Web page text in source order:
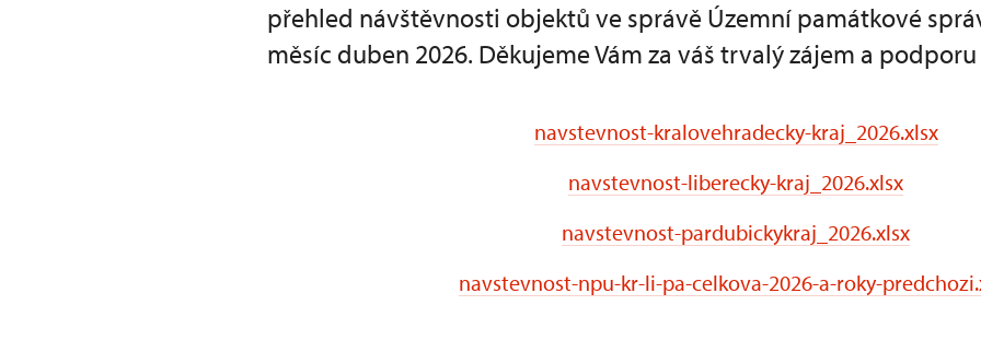
přehled návštěvnosti objektů ve správě Územní památkové
měsíc duben 2026. Děkujeme Vám za váš trvalý zájem a
navstevnost-kralovehradecky-kraj_2026.xlsx
navstevnost-liberecky-kraj_2026.xlsx
navstevnost-pardubickykraj_2026.xlsx
navstevnost-npu-kr-li-pa-celkova-2026-a-roky-